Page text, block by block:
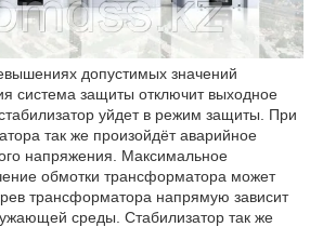
допустимых значений
система защиты отключит выходное
уйдет в режим защиты. При
так же произойдёт аварийное
напряжения. Максимальное
обмотки трансформатора может
трансформатора напрямую зависит
среды. Стабилизатор так же